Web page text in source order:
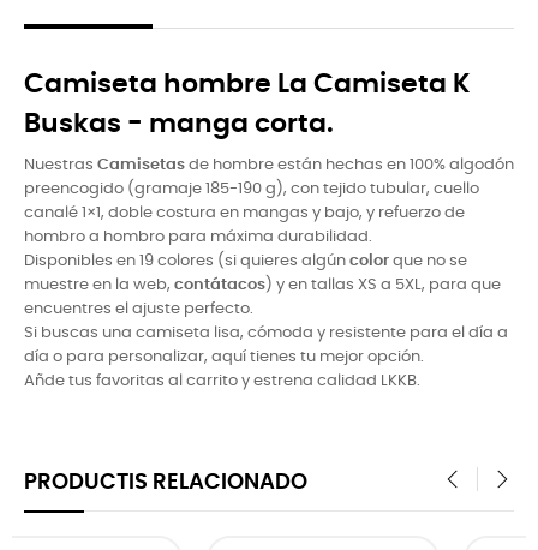
Camiseta hombre La Camiseta K
Buskas - manga corta.
Nuestras Camisetas de hombre están hechas en 100% algodón
preencogido (gramaje 185-190 g), con tejido tubular, cuello
canalé 1×1, doble costura en mangas y bajo, y refuerzo de
hombro a hombro para máxima durabilidad.
Disponibles en 19 colores (si quieres algún color que no se
muestre en la web, contátacos) y en tallas XS a 5XL, para que
encuentres el ajuste perfecto.
Si buscas una camiseta lisa, cómoda y resistente para el dí­a a
dí­a o para personalizar, aquí­ tienes tu mejor opción.
Añde tus favoritas al carrito y estrena calidad LKKB.
PRODUCTIS RELACIONADO